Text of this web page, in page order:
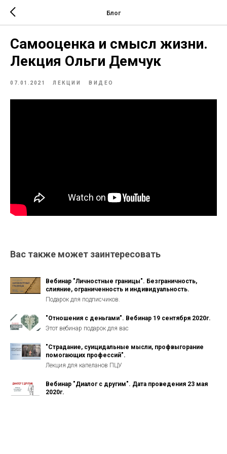
Блог
Самооценка и смысл жизни.
Лекция Ольги Демчук
07.01.2021 ЛЕКЦИИ ВИДЕО
Вас также может заинтересовать
Вебинар "Личностные границы". Безграничность,
слияние, ограниченность и индивидуальность.
Подарок для подписчиков.
"Отношения с деньгами". Вебинар 19 сентября 2020г.
Этот вебинар подарок для вас
"Страдание, суицидальные мысли, профвыгорание
помогающих профессий".
Лекция для капеланов ПЦУ
Вебинар "Диалог с другим". Дата проведения 23 мая
2020г.